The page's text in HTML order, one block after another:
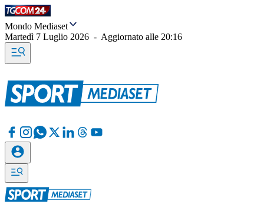
Mondo Mediaset
Martedì 7 Luglio 2026 - Aggiornato alle 20:16